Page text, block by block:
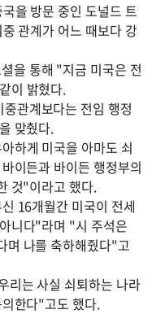
을 방문 중인 도널드 트
관계가 어느 때보다 강
을 통해 "지금 미국은 전
이 밝혔다.
관계보다는 전임 행정
맞췄다.
하게 미국을 아마도 쇠
이든과 바이든 행정부의
것"이라고 했다.
16개월간 미국이 전세
니다"라며 "시 주석은
며 나를 축하해줬다"고
리는 사실 쇠퇴하는 나라
한다"고도 했다.